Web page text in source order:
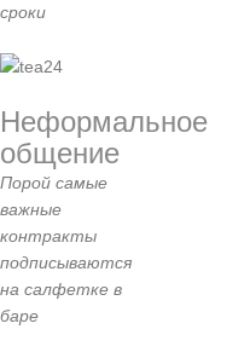
сроки
Неформальное
общение
Порой самые
важные
контракты
подписываются
на салфетке в
баре